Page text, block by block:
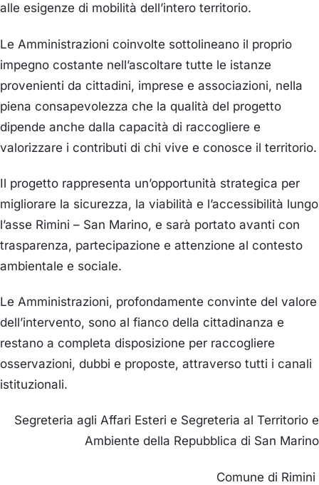
alle esigenze di mobilità dell’intero territorio.
Le Amministrazioni coinvolte sottolineano il proprio
impegno costante nell’ascoltare tutte le istanze
provenienti da cittadini, imprese e associazioni, nella
piena consapevolezza che la qualità del progetto
dipende anche dalla capacità di raccogliere e
valorizzare i contributi di chi vive e conosce il territorio.
Il progetto rappresenta un’opportunità strategica per
migliorare la sicurezza, la viabilità e l’accessibilità lungo
l’asse Rimini – San Marino, e sarà portato avanti con
trasparenza, partecipazione e attenzione al contesto
ambientale e sociale.
Le Amministrazioni, profondamente convinte del valore
dell’intervento, sono al fianco della cittadinanza e
restano a completa disposizione per raccogliere
osservazioni, dubbi e proposte, attraverso tutti i canali
istituzionali.
Segreteria agli Affari Esteri e Segreteria al Territorio e
Ambiente della Repubblica di San Marino
Comune di Rimini